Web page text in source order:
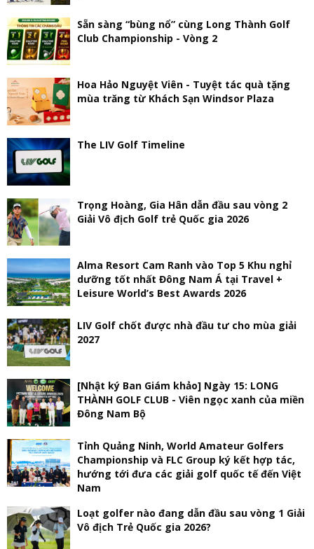
Sẵn sàng “bùng nổ” cùng Long Thành Golf
Club Championship - Vòng 2
Hoa Hảo Nguyệt Viên - Tuyệt tác quà tặng
mùa trăng từ Khách Sạn Windsor Plaza
The LIV Golf Timeline
Trọng Hoàng, Gia Hân dẫn đầu sau vòng 2
Giải Vô địch Golf trẻ Quốc gia 2026
Alma Resort Cam Ranh vào Top 5 Khu nghỉ
dưỡng tốt nhất Đông Nam Á tại Travel +
Leisure World’s Best Awards 2026
LIV Golf chốt được nhà đầu tư cho mùa giải
2027
[Nhật ký Ban Giám khảo] Ngày 15: LONG
THÀNH GOLF CLUB - Viên ngọc xanh của miền
Đông Nam Bộ
Tỉnh Quảng Ninh, World Amateur Golfers
Championship và FLC Group ký kết hợp tác,
hướng tới đưa các giải golf quốc tế đến Việt
Nam
Loạt golfer nào đang dẫn đầu sau vòng 1 Giải
Vô địch Trẻ Quốc gia 2026?